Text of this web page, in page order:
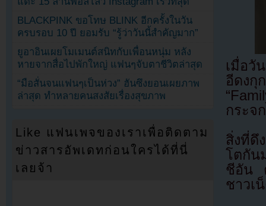
เมื่อวั
อีดง
กระจ
สิ่งที่ดึ
โตกัน
ชีอัน
ชาวเ
BLACKPINK ขอโทษ BLINK อีกครั้งในวัน
ครบรอบ 10 ปี ยอมรับ “รู้ว่าวันนี้สำคัญมาก”
ยูอาอินเผยโมเมนต์สนิทกับเพื่อนหนุ่ม หลัง
หายจากสื่อไปพักใหญ่ แฟนๆจับตาชีวิตล่าสุด
“มือสั่นจนแฟนๆเป็นห่วง” ฮันซึงยอนเผยภาพ
ล่าสุด ทำหลายคนสงสัยเรื่องสุขภาพ
Like แฟนเพจของเราเพื่อติดตาม
ข่าวสารอัพเดทก่อนใครได้ที่นี่
เลยจ้า